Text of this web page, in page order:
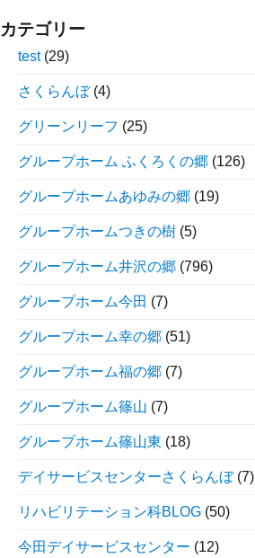
カテゴリー
test(29)
さくらんぼ(4)
グリーンリーフ (25)
グループホーム ふくろくの郷 (126)
グループホームあゆみの郷 (19)
グループホームつきの樹 (5)
グループホーム井沢の郷 (796)
グループホーム今田 (7)
グループホーム幸の郷 (51)
グループホーム福の郷 (7)
グループホーム篠山 (7)
グループホーム篠山東 (18)
デイサービスセンターさくらんぼ(7)
リハビリテーション科BLOG (50)
今田デイサービスセンター (12)